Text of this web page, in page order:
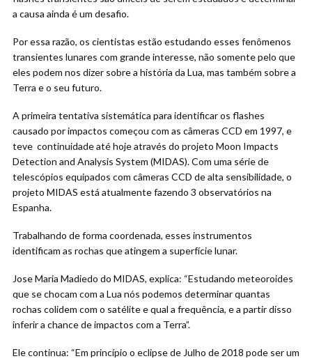
a causa ainda é um desafio.
Por essa razão, os cientistas estão estudando esses fenômenos
transientes lunares com grande interesse, não somente pelo que
eles podem nos dizer sobre a história da Lua, mas também sobre a
Terra e o seu futuro.
A primeira tentativa sistemática para identificar os flashes
causado por impactos começou com as câmeras CCD em 1997, e
teve continuidade até hoje através do projeto Moon Impacts
Detection and Analysis System (MIDAS). Com uma série de
telescópios equipados com câmeras CCD de alta sensibilidade, o
projeto MIDAS está atualmente fazendo 3 observatórios na
Espanha.
Trabalhando de forma coordenada, esses instrumentos
identificam as rochas que atingem a superfície lunar.
Jose Maria Madiedo do MIDAS, explica: “Estudando meteoroides
que se chocam com a Lua nós podemos determinar quantas
rochas colidem com o satélite e qual a frequência, e a partir disso
inferir a chance de impactos com a Terra”.
Ele continua: “Em princípio o eclipse de Julho de 2018 pode ser um